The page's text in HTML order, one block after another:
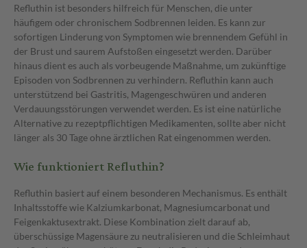
Refluthin ist besonders hilfreich für Menschen, die unter
häufigem oder chronischem Sodbrennen leiden. Es kann zur
sofortigen Linderung von Symptomen wie brennendem Gefühl in
der Brust und saurem Aufstoßen eingesetzt werden. Darüber
hinaus dient es auch als vorbeugende Maßnahme, um zukünftige
Episoden von Sodbrennen zu verhindern. Refluthin kann auch
unterstützend bei Gastritis, Magengeschwüren und anderen
Verdauungsstörungen verwendet werden. Es ist eine natürliche
Alternative zu rezeptpflichtigen Medikamenten, sollte aber nicht
länger als 30 Tage ohne ärztlichen Rat eingenommen werden.
Wie funktioniert Refluthin?
Refluthin basiert auf einem besonderen Mechanismus. Es enthält
Inhaltsstoffe wie Kalziumkarbonat, Magnesiumcarbonat und
Feigenkaktusextrakt. Diese Kombination zielt darauf ab,
überschüssige Magensäure zu neutralisieren und die Schleimhaut